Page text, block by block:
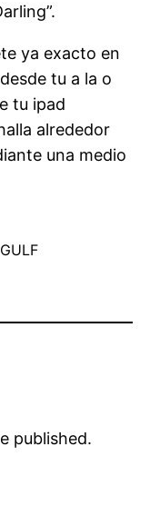
ya exacto en
tu a la o
tu ipad
alrededor
una medio
published.